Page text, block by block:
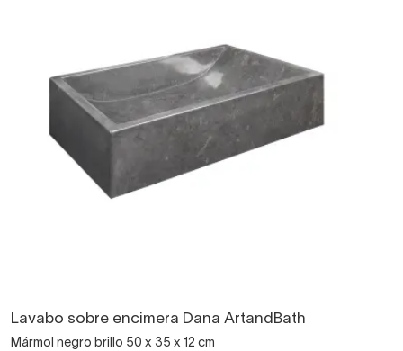
Lavabo sobre encimera Dana ArtandBath
Mármol negro brillo 50 x 35 x 12 cm